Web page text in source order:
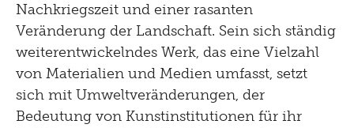
Nachkriegszeit und einer rasanten
Veränderung der Landschaft. Sein sich ständig
weiterentwickelndes Werk, das eine Vielzahl
von Materialien und Medien umfasst, setzt
sich mit Umweltveränderungen, der
Bedeutung von Kunstinstitutionen für ihr